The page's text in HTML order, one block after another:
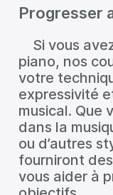
Progresser
Si vous
piano, nos
votre
expressivité
musical. Que
dans la
ou d’autres
fourniront
vous aider à